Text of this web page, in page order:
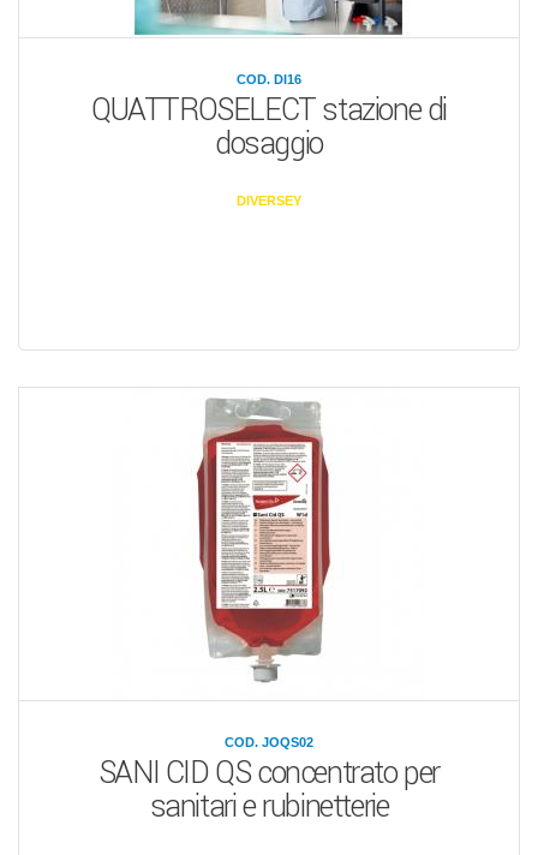
COD. DI16
QUATTROSELECT stazione di
dosaggio
DIVERSEY
COD. JOQS02
SANI CID QS concentrato per
sanitari e rubinetterie